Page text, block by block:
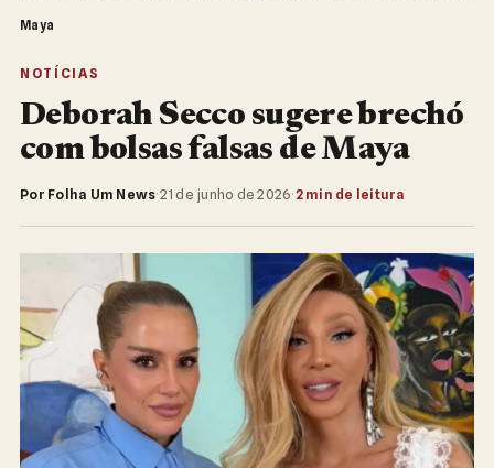
Maya
NOTÍCIAS
Deborah Secco sugere brechó
com bolsas falsas de Maya
Por Folha Um News·21 de junho de 2026·2 min de leitura